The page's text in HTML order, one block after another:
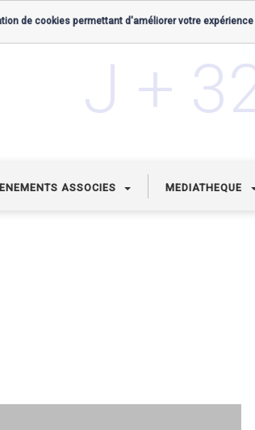
J +
ASSOCIES MEDIATHEQUE
de cookies permettant d'améliorer votre